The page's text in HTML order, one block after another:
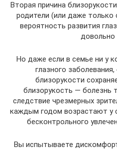
Вторая причина
родители (или даже только
вероятность развития
довольно
Но даже если в семье ни у
глазного
близорукости
близорукость — болезнь
следствие чрезмерных
каждым годом возрастают у
бесконтрольного
Вы испытываете